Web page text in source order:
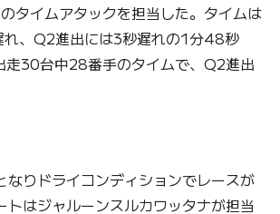
タイムアタックを担当した。タイムは
れ、Q2進出には3秒遅れの1分48秒
走30台中28番手のタイムで、Q2進出
りドライコンディションでレースが
トはジャルーンスルカワッタナが担当